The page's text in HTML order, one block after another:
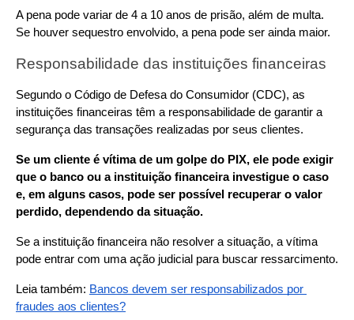
A pena pode variar de 4 a 10 anos de prisão, além de multa.
Se houver sequestro envolvido, a pena pode ser ainda maior.
Responsabilidade das instituições financeiras
Segundo o Código de Defesa do Consumidor (CDC), as
instituições financeiras têm a responsabilidade de garantir a
segurança das transações realizadas por seus clientes.
Se um cliente é vítima de um golpe do PIX, ele pode exigir
que o banco ou a instituição financeira investigue o caso
e, em alguns casos, pode ser possível recuperar o valor
perdido, dependendo da situação.
Se a instituição financeira não resolver a situação, a vítima
pode entrar com uma ação judicial para buscar ressarcimento.
Leia também: Bancos devem ser responsabilizados por
fraudes aos clientes?